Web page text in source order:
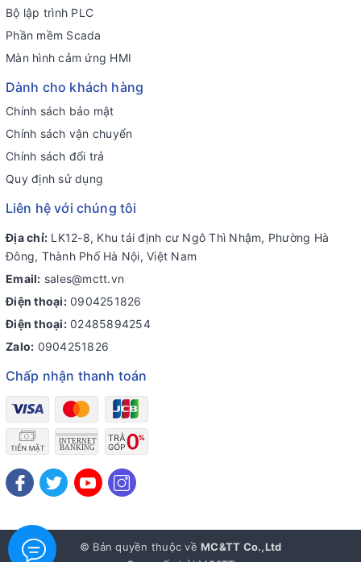
Bộ lập trình PLC
Phần mềm Scada
Màn hình cảm ứng HMI
Dành cho khách hàng
Chính sách bảo mật
Chính sách vận chuyển
Chính sách đổi trả
Quy định sử dụng
Liên hệ với chúng tôi
Địa chỉ: LK12-8, Khu tái định cư Ngô Thì Nhậm, Phường Hà
Đông, Thành Phố Hà Nội, Việt Nam
Email: sales@mctt.vn
Điện thoại: 0904251826
Điện thoại: 02485894254
Zalo: 0904251826
Chấp nhận thanh toán
© Bản quyền thuộc về MC&TT Co.,Ltd